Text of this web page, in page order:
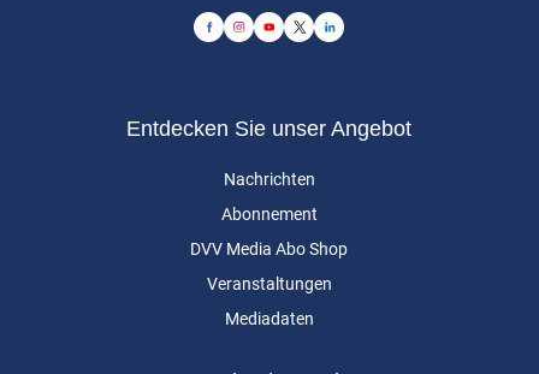
Entdecken Sie unser Angebot
Nachrichten
Abonnement
DVV Media Abo Shop
Veranstaltungen
Mediadaten